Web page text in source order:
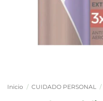
Inicio / CUIDADO PERSONAL /